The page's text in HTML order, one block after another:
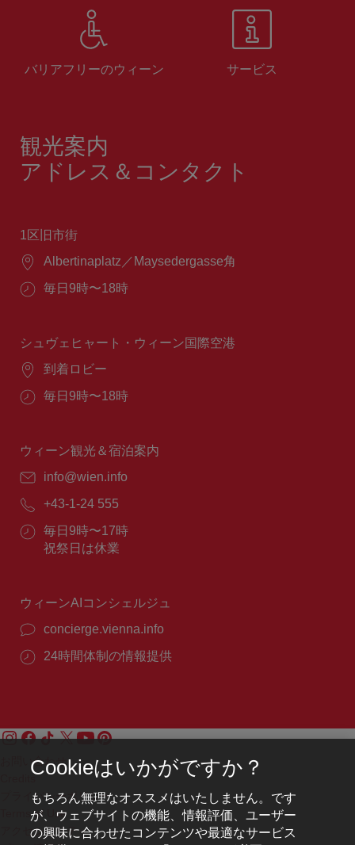
バリアフリーのウィーン サービス
観光案内
アドレス＆コンタクト
1区旧市街
場
Albertinaplatz／Maysedergasse角
営
間：
毎日9時〜18時
シュヴェヒャート・ウィーン国際空港
場
到着ロビー
営
間：
毎日9時〜18時
ウィーン観光＆宿泊案内
E
ー
ル：
info@wien.info
電
番
号：
+43-1-24 555
営
業
毎日9時〜17時
祝祭日は休業
ウィーンAIコンシェルジュ
concierge.vienna.info
24時間体制の情報提供
お問い合わせ
Credits
プライバシーポリシー
Terms of Use
アクセシビリティ
Cookieはいかがですか？
もちろん無理なオススメはいたしません。です
が、ウェブサイトの機能、情報評価、ユーザー
の興味に合わせたコンテンツや最適なサービス